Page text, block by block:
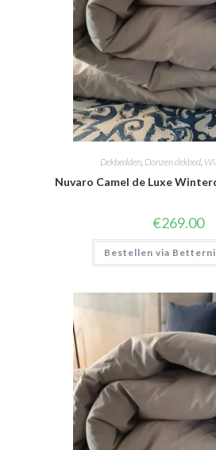
Dekbedden, Donzen dekbed,
Nuvaro Camel de Luxe
€269.00
Bestellen via